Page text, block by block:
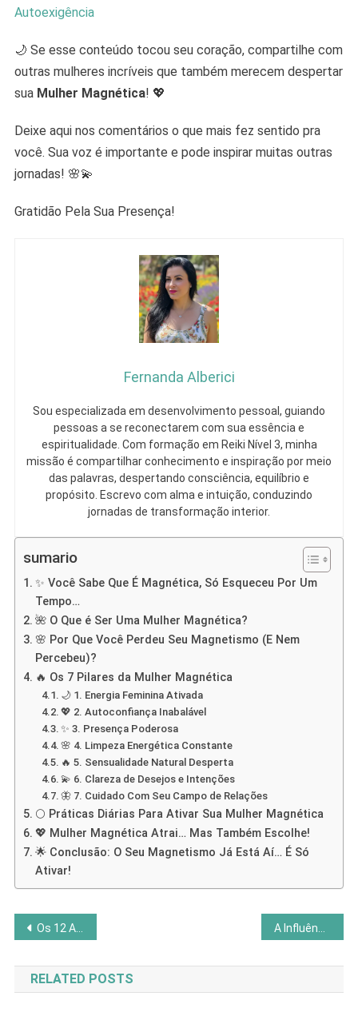
Autoexigência
🌙 Se esse conteúdo tocou seu coração, compartilhe com
outras mulheres incríveis que também merecem despertar
sua Mulher Magnética! 💖
Deixe aqui nos comentários o que mais fez sentido pra
você. Sua voz é importante e pode inspirar muitas outras
jornadas! 🌸💫
Gratidão Pela Sua Presença!
Fernanda Alberici
Sou especializada em desenvolvimento pessoal, guiando
pessoas a se reconectarem com sua essência e
espiritualidade. Com formação em Reiki Nível 3, minha
missão é compartilhar conhecimento e inspiração por meio
das palavras, despertando consciência, equilíbrio e
propósito. Escrevo com alma e intuição, conduzindo
jornadas de transformação interior.
sumario
✨ Você Sabe Que É Magnética, Só Esqueceu Por Um
Tempo…
🌺 O Que é Ser Uma Mulher Magnética?
🌸 Por Que Você Perdeu Seu Magnetismo (E Nem
Percebeu)?
🔥 Os 7 Pilares da Mulher Magnética
🌙 1. Energia Feminina Ativada
💖 2. Autoconfiança Inabalável
✨ 3. Presença Poderosa
🌸 4. Limpeza Energética Constante
🔥 5. Sensualidade Natural Desperta
💫 6. Clareza de Desejos e Intenções
🦋 7. Cuidado Com Seu Campo de Relações
🌕 Práticas Diárias Para Ativar Sua Mulher Magnética
💖 Mulher Magnética Atrai… Mas Também Escolhe!
🌟 Conclusão: O Seu Magnetismo Já Está Aí… É Só
Ativar!
Navegação
de
Post
Os 12 Arquétipos de Jung: Descubra o Seu e Transforme Sua Vida A Influência da Música na Vibração Energética: Harmonize Sua Vida
RELATED POSTS